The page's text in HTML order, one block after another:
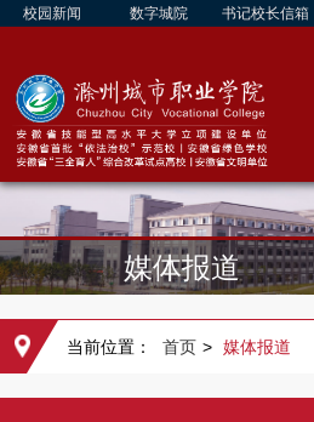
校园新闻 数字城院 书记校长信箱
媒体报道
当前位置： 首页 > 媒体报道